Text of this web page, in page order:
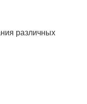
различных